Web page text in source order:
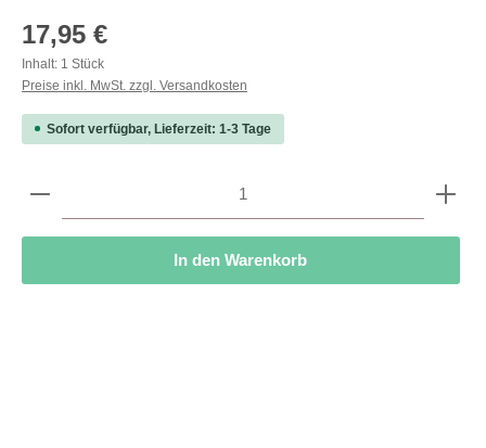
Regulärer Preis:
17,95 €
Inhalt: 1 Stück
Preise inkl. MwSt. zzgl. Versandkosten
Sofort verfügbar, Lieferzeit: 1-3 Tage
Produkt Anzahl: Gib den gewünschten Wert ein
In den Warenkorb